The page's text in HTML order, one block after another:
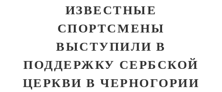
ИЗВЕСТНЫЕ
СПОРТСМЕНЫ
ВЫСТУПИЛИ В
ПОДДЕРЖКУ СЕРБСКОЙ
ЦЕРКВИ В ЧЕРНОГОРИИ